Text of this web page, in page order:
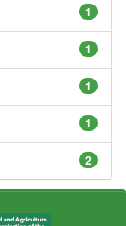
1
1
1
1
2